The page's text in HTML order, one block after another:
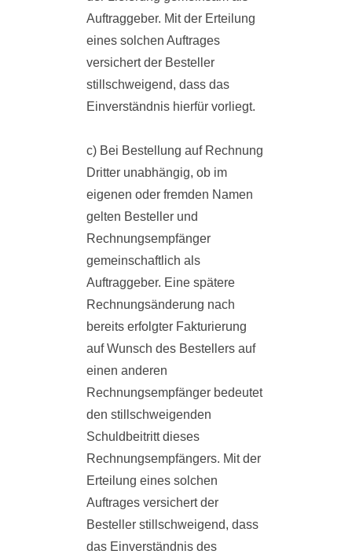
Auftraggeber. Mit der Erteilung
eines solchen Auftrages
versichert der Besteller
stillschweigend, dass das
Einverständnis hierfür vorliegt.
c) Bei Bestellung auf Rechnung
Dritter unabhängig, ob im
eigenen oder fremden Namen
gelten Besteller und
Rechnungsempfänger
gemeinschaftlich als
Auftraggeber. Eine spätere
Rechnungsänderung nach
bereits erfolgter Fakturierung
auf Wunsch des Bestellers auf
einen anderen
Rechnungsempfänger bedeutet
den stillschweigenden
Schuldbeitritt dieses
Rechnungsempfängers. Mit der
Erteilung eines solchen
Auftrages versichert der
Besteller stillschweigend, dass
das Einverständnis des